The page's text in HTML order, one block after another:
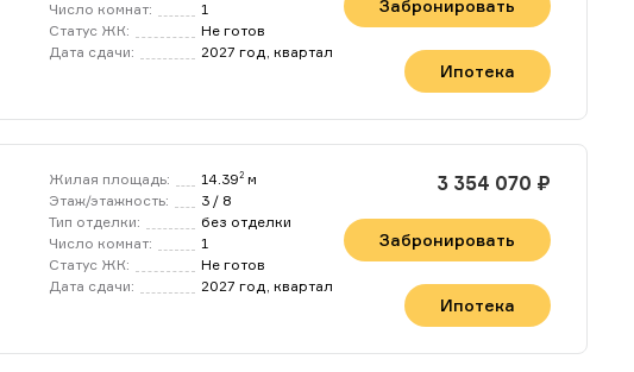
Число комнат:
1
Статус ЖК:
Не готов
Дата сдачи:
2027 год, квартал
Забронировать
Ипотека
Жилая площадь: 14.392 м
Этаж/этажность:
3 / 8
Тип отделки:
без отделки
Число комнат:
1
Статус ЖК:
Не готов
Дата сдачи:
2027 год, квартал
3 354 070 ₽
Забронировать
Ипотека
городах ,в ближайшее время мы